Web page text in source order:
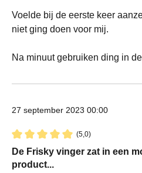
Voelde bij de eerste keer
niet ging doen voor mij.
Na minuut gebruiken ding in
27 september 2023 00:00
(5,0)
Recensie met een waardering
De Frisky vinger zat in een
product...